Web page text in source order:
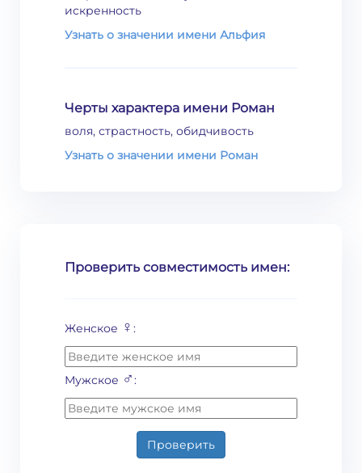
искренность
Узнать о значении имени Альфия
Черты характера имени Роман
воля, страстность, обидчивость
Узнать о значении имени Роман
Проверить совместимость имен:
Женское ♀ :
Мужское ♂:
Проверить